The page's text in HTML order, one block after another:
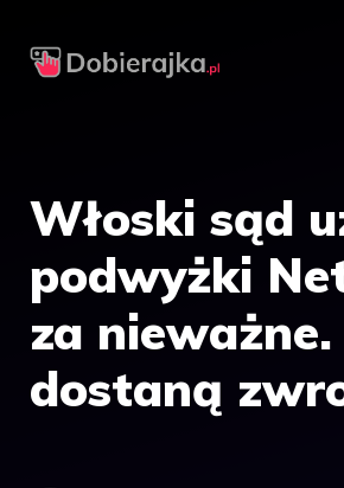
Włoski sąd
podwyżki
za
dostaną